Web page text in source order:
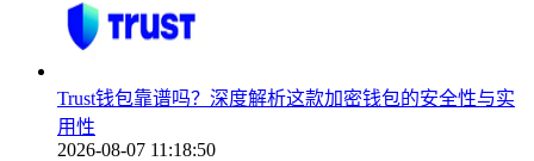
Trust钱包靠谱吗？深度解析这款加密钱包的安全性与实
用性
2026-08-07 11:18:50